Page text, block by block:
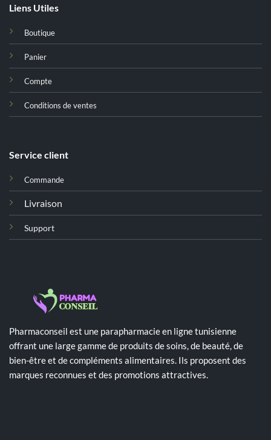
Liens Utiles
Boutique
Panier
Compte
Conditions de ventes
Service client
Commande
Livraison
Support
Pharmaconseil est une parapharmacie en ligne tunisienne
offrant une large gamme de produits de soins, de beauté, de
bien-être et de compléments alimentaires. Ils proposent des
marques reconnues et des promotions attractives.